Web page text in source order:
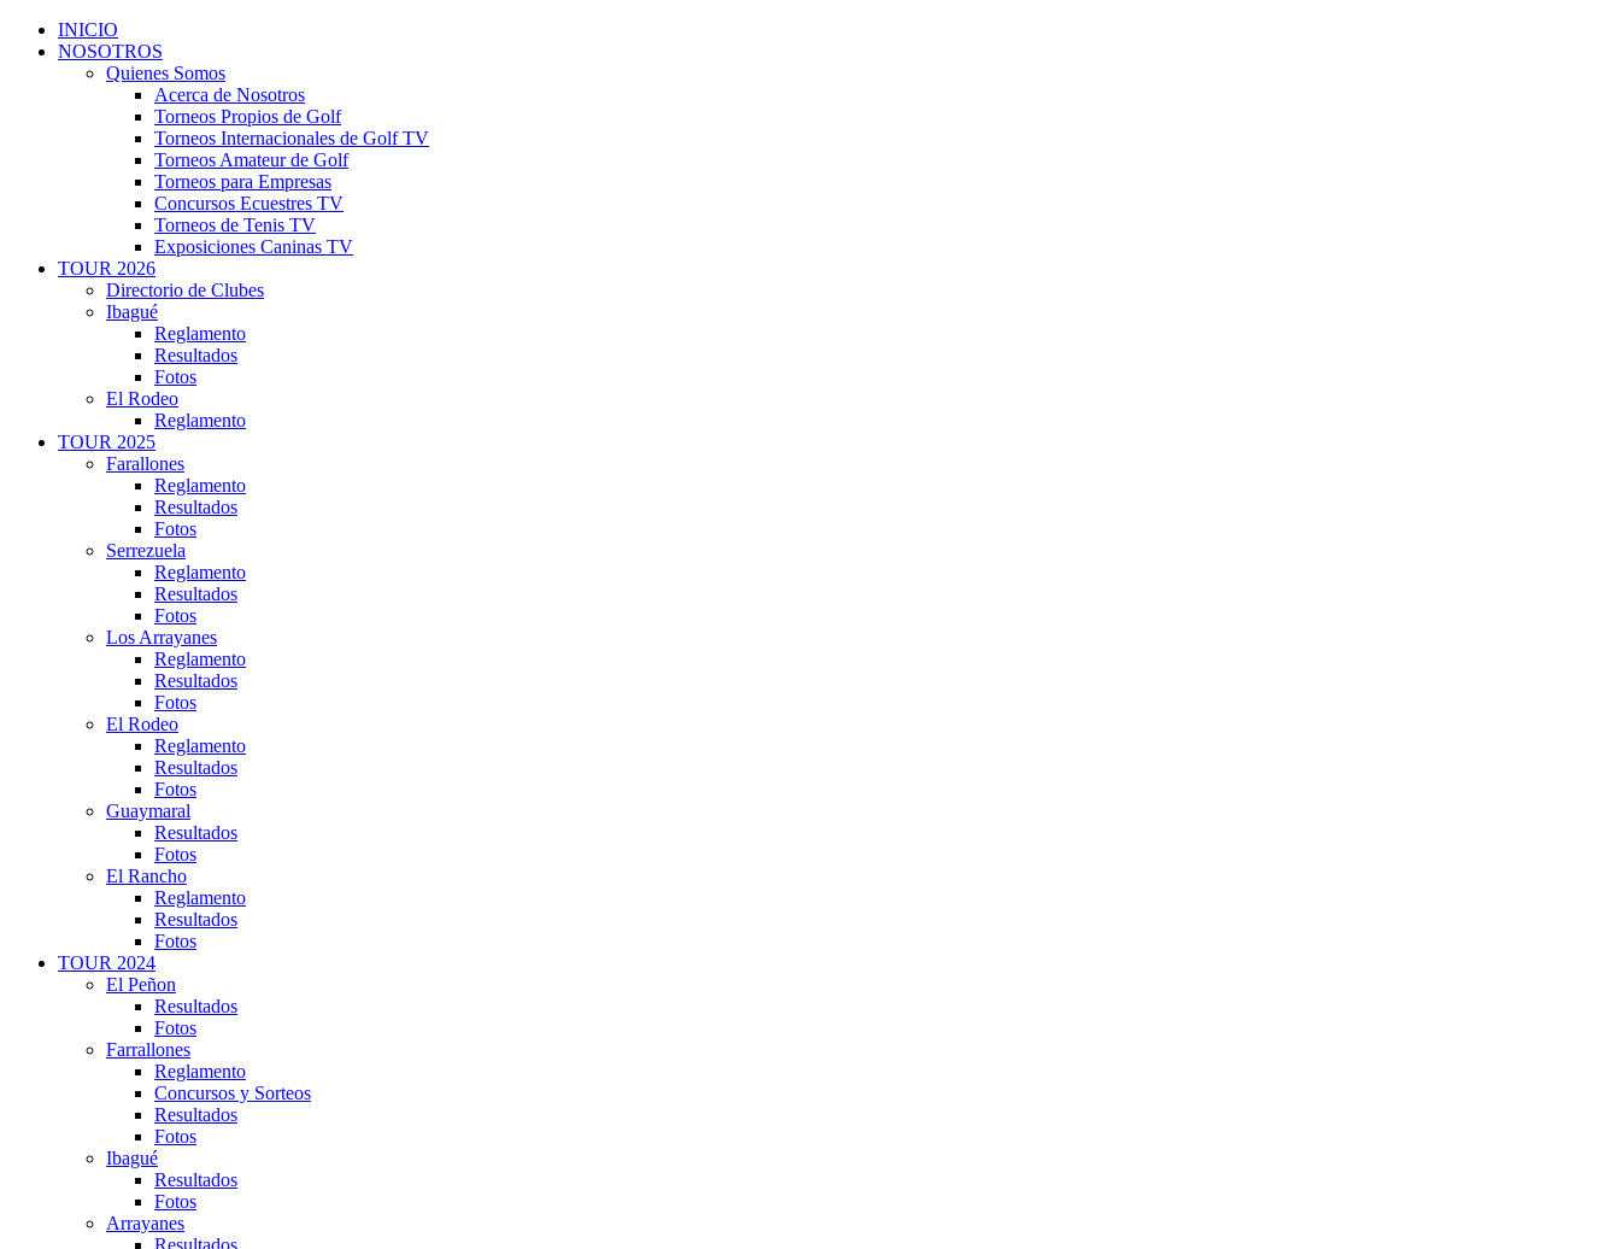
INICIO
NOSOTROS
Quienes Somos
Acerca de Nosotros
Torneos Propios de Golf
Torneos Internacionales de Golf TV
Torneos Amateur de Golf
Torneos para Empresas
Concursos Ecuestres TV
Torneos de Tenis TV
Exposiciones Caninas TV
TOUR 2026
Directorio de Clubes
Ibagué
Reglamento
Resultados
Fotos
El Rodeo
Reglamento
TOUR 2025
Farallones
Reglamento
Resultados
Fotos
Serrezuela
Reglamento
Resultados
Fotos
Los Arrayanes
Reglamento
Resultados
Fotos
El Rodeo
Reglamento
Resultados
Fotos
Guaymaral
Resultados
Fotos
El Rancho
Reglamento
Resultados
Fotos
TOUR 2024
El Peñon
Resultados
Fotos
Farrallones
Reglamento
Concursos y Sorteos
Resultados
Fotos
Ibagué
Resultados
Fotos
Arrayanes
Resultados